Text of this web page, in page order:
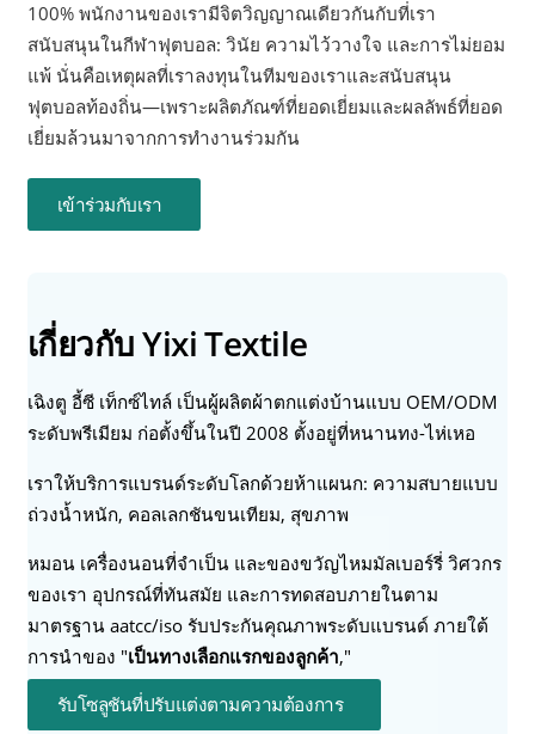
100% พนักงานของเรามีจิตวิญญาณเดียวกันกับที่เรา
สนับสนุนในกีฬาฟุตบอล: วินัย ความไว้วางใจ และการไม่ยอม
แพ้ นั่นคือเหตุผลที่เราลงทุนในทีมของเราและสนับสนุน
ฟุตบอลท้องถิ่น—เพราะผลิตภัณฑ์ที่ยอดเยี่ยมและผลลัพธ์ที่ยอด
เยี่ยมล้วนมาจากการทำงานร่วมกัน
เข้าร่วมกับเรา
เกี่ยวกับ Yixi Textile
เฉิงตู อี้ซี เท็กซ์ไทล์ เป็นผู้ผลิตผ้าตกแต่งบ้านแบบ OEM/ODM
ระดับพรีเมียม ก่อตั้งขึ้นในปี 2008 ตั้งอยู่ที่หนานทง-ไห่เหอ
เราให้บริการแบรนด์ระดับโลกด้วยห้าแผนก: ความสบายแบบ
ถ่วงน้ำหนัก, คอลเลกชันขนเทียม, สุขภาพ
หมอน เครื่องนอนที่จำเป็น และของขวัญไหมมัลเบอร์รี่ วิศวกร
ของเรา อุปกรณ์ที่ทันสมัย และการทดสอบภายในตาม
มาตรฐาน aatcc/iso รับประกันคุณภาพระดับแบรนด์ ภายใต้
การนำของ "เป็นทางเลือกแรกของลูกค้า,"
รับโซลูชันที่ปรับแต่งตามความต้องการ